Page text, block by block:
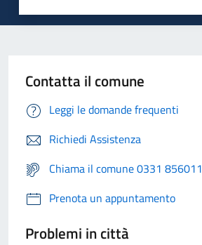
Contatta il comune
Leggi le domande frequenti
Richiedi Assistenza
Chiama il comune 0331 856011
Prenota un appuntamento
Problemi in città